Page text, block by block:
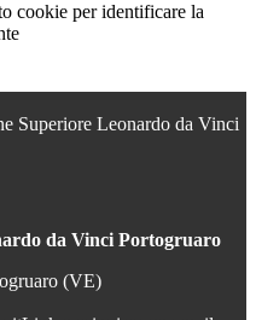
cookie per identificare la
Superiore Leonardo da Vinci
da Vinci Portogruaro
(VE)